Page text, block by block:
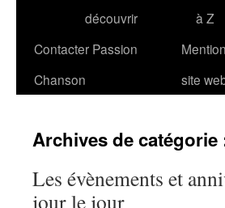
découvrir
à Z
Contacter Passion
Chanson
site
Archives de catégorie
Les évènements et
jour le jour